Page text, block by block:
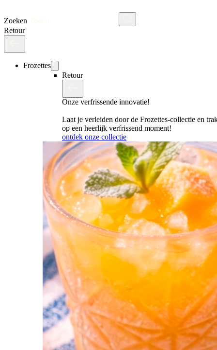
Zoeken
Retour
Frozettes
Retour
Onze verfrissende innovatie!
Laat je verleiden door de Frozettes-collectie en
op een heerlijk verfrissend moment!
ontdek onze collectie